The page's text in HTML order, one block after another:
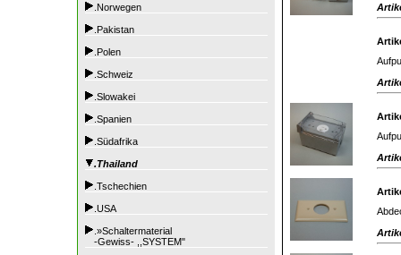
.Norwegen
.Pakistan
.Polen
.Schweiz
.Slowakei
.Spanien
.Südafrika
.Thailand
.Tschechien
.USA
.»Schaltermaterial
-Gewiss- ,,SYSTEM"